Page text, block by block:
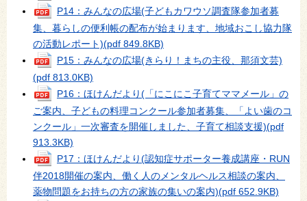
P14：みんなの広場(子どもカワウソ調査隊参加者募
集、暮らしの便利帳の配布が始まります、地域おこし協力隊
の活動レポート)(pdf 849.8KB)
P15：みんなの広場(きらり！まちの主役、那須文芸)
(pdf 813.0KB)
P16：ほけんだより(「にこにこ子育てママメール」の
ご案内、子どもの料理コンクール参加者募集、「よい歯のコ
ンクール」一次審査を開催しました、子育て相談支援)(pdf
913.3KB)
P17：ほけんだより(認知症サポーター養成講座・RUN
伴2018開催の案内、働く人のメンタルヘルス相談の案内、
薬物問題をお持ちの方の家族の集いの案内)(pdf 652.9KB)